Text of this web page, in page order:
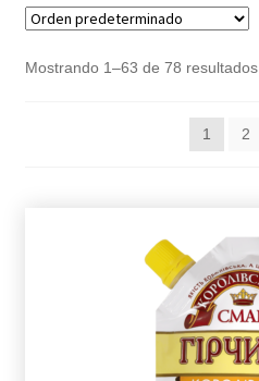
Envío
Carrito
Mostrando 1–63 de 78 resultados
1 2